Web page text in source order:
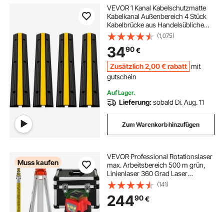
VEVOR 1 Kanal Kabelschutzmatte
Kabelkanal Außenbereich 4 Stück
Kabelbrücke aus Handelsüblichem
Thermoplastischem Gummi mit
Parkplätze, Lagerhäuser
102x15.5x3 cm
(1,075)
3490€
Zusätzlich2,00 €rabatt mit
gutschein
Auf Lager.
Lieferung:sobald Di. Aug. 11
Zum Warenkorb hinzufügen
Muss kaufen
VEVOR Professional Rotationslaser
max. Arbeitsbereich 500 m grün,
Linienlaser 360 Grad Laser
höhenmesser Wasser- und
staubdicht Außenbereich
Arbeitszeit 20 Stunden mit Stativ &
Herrscher Elektrik
(141)
24490€